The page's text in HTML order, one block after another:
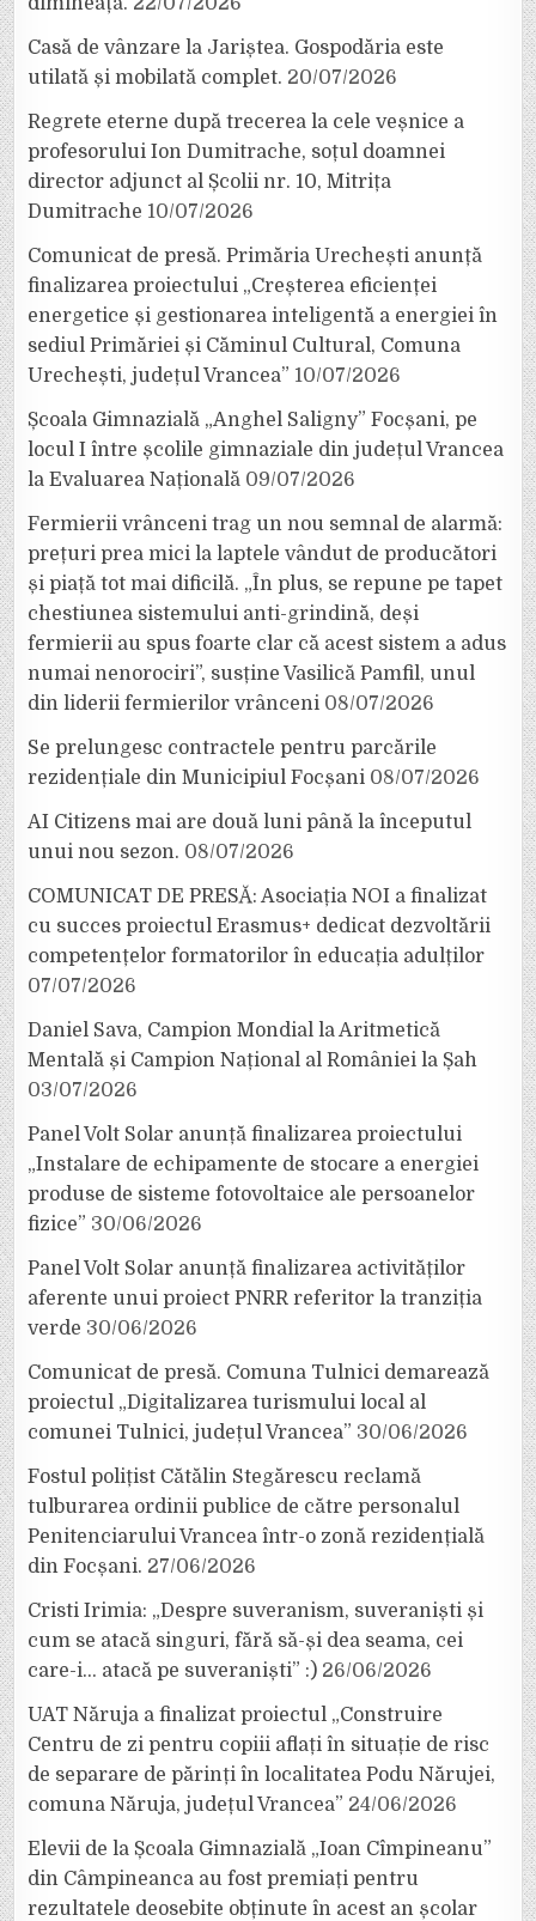
Casă de vânzare la Jariștea. Gospodăria este
utilată și mobilată complet. 20/07/2026
Regrete eterne după trecerea la cele veșnice a
profesorului Ion Dumitrache, soțul doamnei
director adjunct al Școlii nr. 10, Mitrița
Dumitrache 10/07/2026
Comunicat de presă. Primăria Urechești anunță
finalizarea proiectului „Creșterea eficienței
energetice și gestionarea inteligentă a energiei în
sediul Primăriei și Căminul Cultural, Comuna
Urechești, județul Vrancea” 10/07/2026
Școala Gimnazială „Anghel Saligny” Focșani, pe
locul I între școlile gimnaziale din județul Vrancea
la Evaluarea Națională 09/07/2026
Fermierii vrânceni trag un nou semnal de alarmă:
prețuri prea mici la laptele vândut de producători
și piață tot mai dificilă. „În plus, se repune pe tapet
chestiunea sistemului anti-grindină, deși
fermierii au spus foarte clar că acest sistem a adus
numai nenorociri”, susține Vasilică Pamfil, unul
din liderii fermierilor vrânceni 08/07/2026
Se prelungesc contractele pentru parcările
rezidențiale din Municipiul Focșani 08/07/2026
AI Citizens mai are două luni până la începutul
unui nou sezon. 08/07/2026
COMUNICAT DE PRESĂ: Asociația NOI a finalizat
cu succes proiectul Erasmus+ dedicat dezvoltării
competențelor formatorilor în educația adulților
07/07/2026
Daniel Sava, Campion Mondial la Aritmetică
Mentală și Campion Național al României la Șah
03/07/2026
Panel Volt Solar anunță finalizarea proiectului
„Instalare de echipamente de stocare a energiei
produse de sisteme fotovoltaice ale persoanelor
fizice” 30/06/2026
Panel Volt Solar anunță finalizarea activităților
aferente unui proiect PNRR referitor la tranziția
verde 30/06/2026
Comunicat de presă. Comuna Tulnici demarează
proiectul „Digitalizarea turismului local al
comunei Tulnici, județul Vrancea” 30/06/2026
Fostul polițist Cătălin Stegărescu reclamă
tulburarea ordinii publice de către personalul
Penitenciarului Vrancea într-o zonă rezidențială
din Focșani. 27/06/2026
Cristi Irimia: „Despre suveranism, suveraniști și
cum se atacă singuri, fără să-și dea seama, cei
care-i… atacă pe suveraniști” :) 26/06/2026
UAT Năruja a finalizat proiectul „Construire
Centru de zi pentru copiii aflați în situație de risc
de separare de părinți în localitatea Podu Nărujei,
comuna Năruja, județul Vrancea” 24/06/2026
Elevii de la Școala Gimnazială „Ioan Cîmpineanu”
din Câmpineanca au fost premiați pentru
rezultatele deosebite obținute în acest an școlar